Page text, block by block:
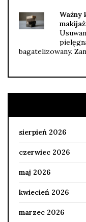
Ważny
bagatelizowany.
sierpień 2026
czerwiec 2026
maj 2026
kwiecień 2026
marzec 2026